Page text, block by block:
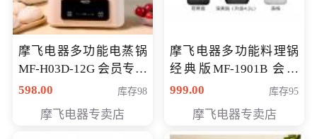
摩飞电器多功能电蒸锅
MF-H03D-12G 会员专享
价398元
598.00 库存98
摩飞电器专卖店
摩飞电器多功能料理锅
经典版MF-1901B 会员
专享价399元
999.00 库存95
摩飞电器专卖店